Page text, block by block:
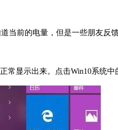
当前的电量，但是一些朋友
显示出来。点击Win10系统